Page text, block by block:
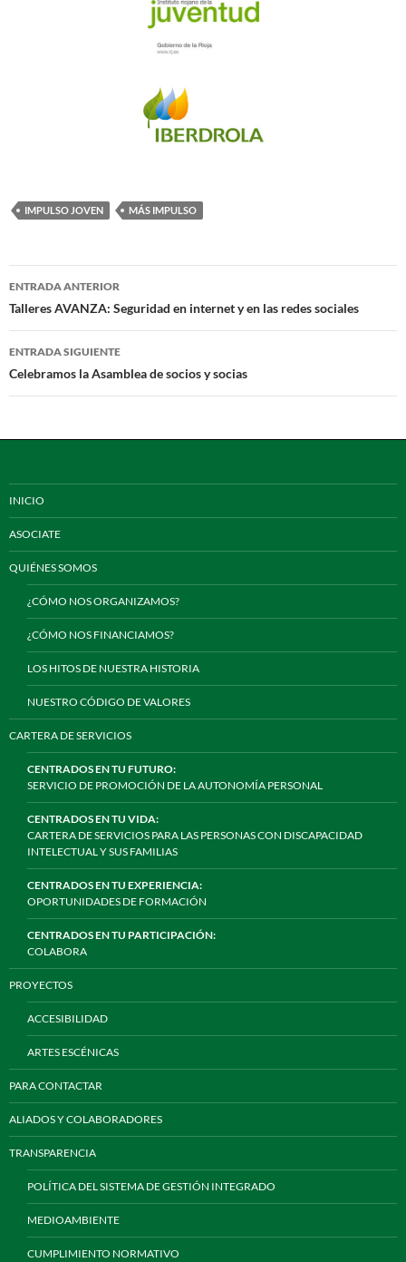
IMPULSO JOVEN MÁS IMPULSO
Navegación
de
entradas
ENTRADA ANTERIOR
Talleres AVANZA: Seguridad en internet y en las redes sociales
ENTRADA SIGUIENTE
Celebramos la Asamblea de socios y socias
INICIO
ASOCIATE
QUIÉNES SOMOS
¿CÓMO NOS ORGANIZAMOS?
¿CÓMO NOS FINANCIAMOS?
LOS HITOS DE NUESTRA HISTORIA
NUESTRO CÓDIGO DE VALORES
CARTERA DE SERVICIOS
CENTRADOS EN TU FUTURO:
SERVICIO DE PROMOCIÓN DE LA AUTONOMÍA PERSONAL
CENTRADOS EN TU VIDA:
CARTERA DE SERVICIOS PARA LAS PERSONAS CON DISCAPACIDAD
INTELECTUAL Y SUS FAMILIAS
CENTRADOS EN TU EXPERIENCIA:
OPORTUNIDADES DE FORMACIÓN
CENTRADOS EN TU PARTICIPACIÓN:
COLABORA
PROYECTOS
ACCESIBILIDAD
ARTES ESCÉNICAS
PARA CONTACTAR
ALIADOS Y COLABORADORES
TRANSPARENCIA
POLÍTICA DEL SISTEMA DE GESTIÓN INTEGRADO
MEDIOAMBIENTE
CUMPLIMIENTO NORMATIVO